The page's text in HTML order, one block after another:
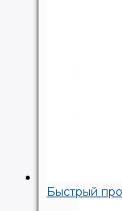
Быстрый